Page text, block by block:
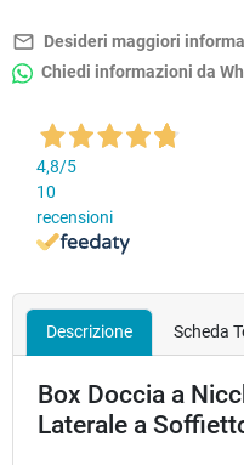
mail_outline Desideri maggiori
Chiedi informazioni da
4,8/5
10
recensioni
Descrizione Scheda
Box Doccia a
Laterale a